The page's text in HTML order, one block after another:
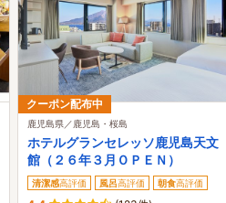
クーポン配布中
鹿児島県／鹿児島・桜島
ホテルグランセレッソ鹿児島天文
館（２６年３月ＯＰＥＮ）
清潔感高評価 風呂高評価 朝食高評価